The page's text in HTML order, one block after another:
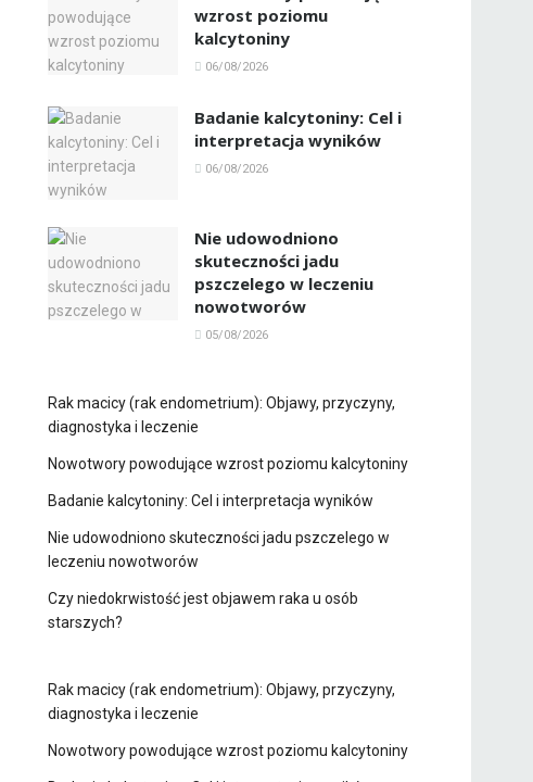
wzrost poziomu
kalcytoniny
06/08/2026
Badanie kalcytoniny: Cel i
interpretacja wyników
06/08/2026
Nie udowodniono
skuteczności jadu
pszczelego w leczeniu
nowotworów
05/08/2026
Rak macicy (rak endometrium): Objawy, przyczyny,
diagnostyka i leczenie
Nowotwory powodujące wzrost poziomu kalcytoniny
Badanie kalcytoniny: Cel i interpretacja wyników
Nie udowodniono skuteczności jadu pszczelego w
leczeniu nowotworów
Czy niedokrwistość jest objawem raka u osób
starszych?
Rak macicy (rak endometrium): Objawy, przyczyny,
diagnostyka i leczenie
Nowotwory powodujące wzrost poziomu kalcytoniny